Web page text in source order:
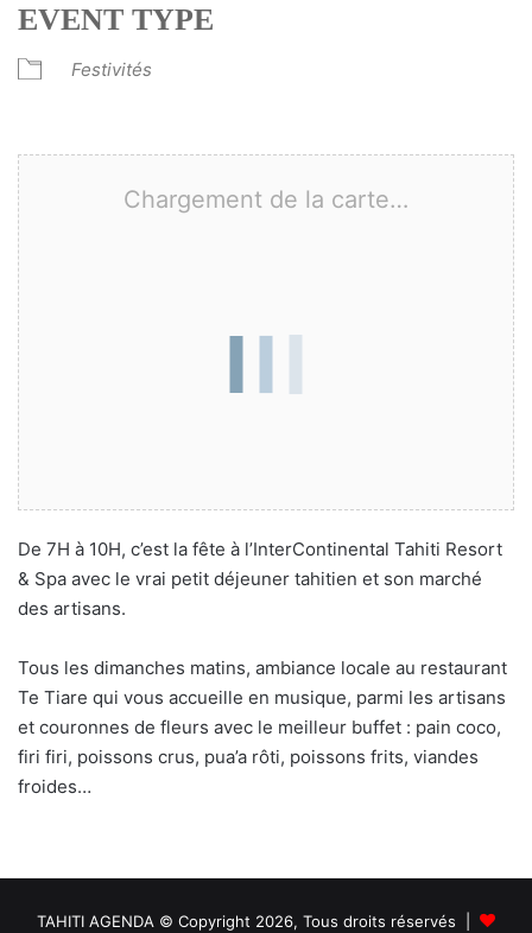
EVENT TYPE
Festivités
Chargement de la carte…
De 7H à 10H, c’est la fête à l’InterContinental Tahiti Resort
& Spa avec le vrai petit déjeuner tahitien et son marché
des artisans.
Tous les dimanches matins, ambiance locale au restaurant
Te Tiare qui vous accueille en musique, parmi les artisans
et couronnes de fleurs avec le meilleur buffet : pain coco,
firi firi, poissons crus, pua’a rôti, poissons frits, viandes
froides…
TAHITI AGENDA © Copyright 2026, Tous droits réservés |